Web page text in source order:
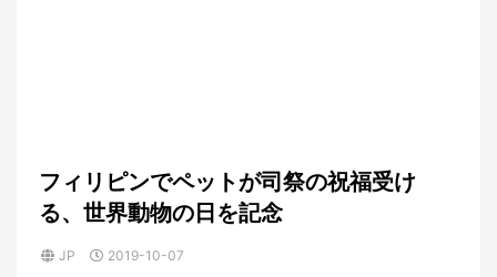
フィリピンでペットが司祭の祝福受け
る、世界動物の日を記念
JP 2019-10-07